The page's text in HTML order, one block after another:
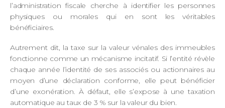
l’administration fiscale cherche à identifier les personnes
physiques ou morales qui en sont les véritables
bénéficiaires.
Autrement dit, la taxe sur la valeur vénales des immeubles
fonctionne comme un mécanisme incitatif. Si l’entité révèle
chaque année l’identité de ses associés ou actionnaires au
moyen d’une déclaration conforme, elle peut bénéficier
d’une exonération. À défaut, elle s’expose à une taxation
automatique au taux de 3 % sur la valeur du bien.